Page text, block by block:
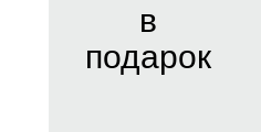
в
подарок